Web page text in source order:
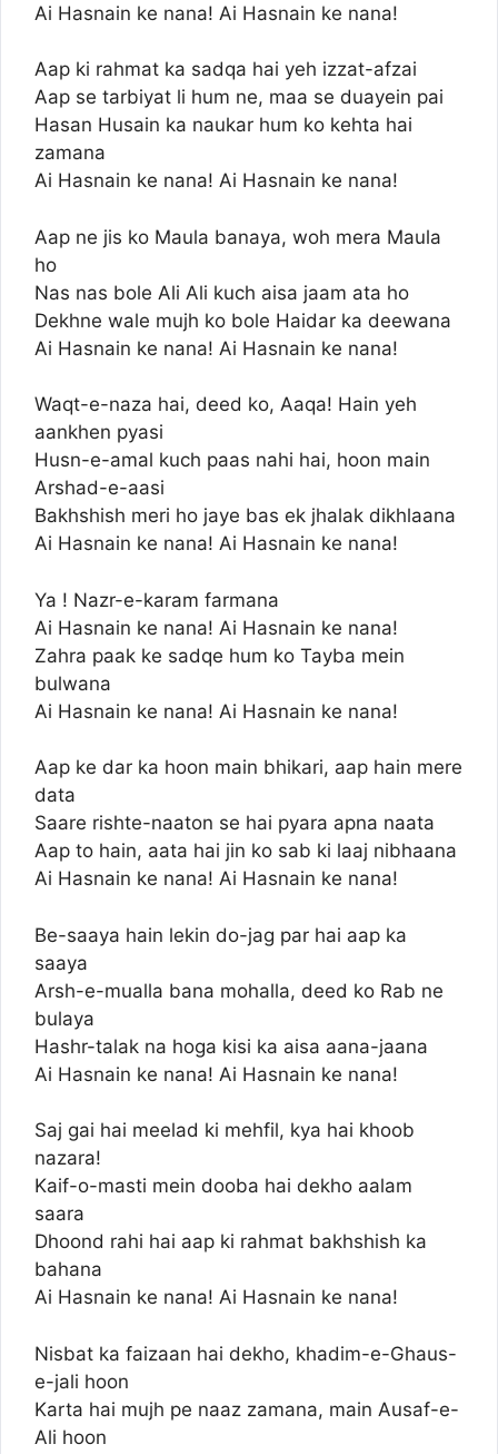
Ai Hasnain ke nana! Ai Hasnain ke nana!
Aap ki rahmat ka sadqa hai yeh izzat-afzai
Aap se tarbiyat li hum ne, maa se duayein pai
Hasan Husain ka naukar hum ko kehta hai
zamana
Ai Hasnain ke nana! Ai Hasnain ke nana!
Aap ne jis ko Maula banaya, woh mera Maula
ho
Nas nas bole Ali Ali kuch aisa jaam ata ho
Dekhne wale mujh ko bole Haidar ka deewana
Ai Hasnain ke nana! Ai Hasnain ke nana!
Waqt-e-naza hai, deed ko, Aaqa! Hain yeh
aankhen pyasi
Husn-e-amal kuch paas nahi hai, hoon main
Arshad-e-aasi
Bakhshish meri ho jaye bas ek jhalak dikhlaana
Ai Hasnain ke nana! Ai Hasnain ke nana!
Ya ! Nazr-e-karam farmana
Ai Hasnain ke nana! Ai Hasnain ke nana!
Zahra paak ke sadqe hum ko Tayba mein
bulwana
Ai Hasnain ke nana! Ai Hasnain ke nana!
Aap ke dar ka hoon main bhikari, aap hain mere
data
Saare rishte-naaton se hai pyara apna naata
Aap to hain, aata hai jin ko sab ki laaj nibhaana
Ai Hasnain ke nana! Ai Hasnain ke nana!
Be-saaya hain lekin do-jag par hai aap ka
saaya
Arsh-e-mualla bana mohalla, deed ko Rab ne
bulaya
Hashr-talak na hoga kisi ka aisa aana-jaana
Ai Hasnain ke nana! Ai Hasnain ke nana!
Saj gai hai meelad ki mehfil, kya hai khoob
nazara!
Kaif-o-masti mein dooba hai dekho aalam
saara
Dhoond rahi hai aap ki rahmat bakhshish ka
bahana
Ai Hasnain ke nana! Ai Hasnain ke nana!
Nisbat ka faizaan hai dekho, khadim-e-Ghaus-
e-jali hoon
Karta hai mujh pe naaz zamana, main Ausaf-e-
Ali hoon